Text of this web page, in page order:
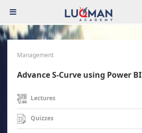
Management
Advance S-Curve using Power BI
Lectures
Quizzes